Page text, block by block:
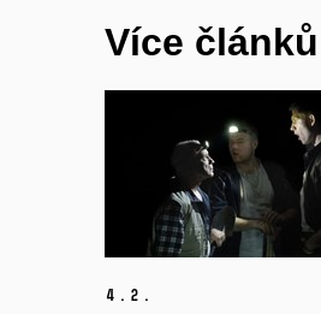
Více článků
4. 2.